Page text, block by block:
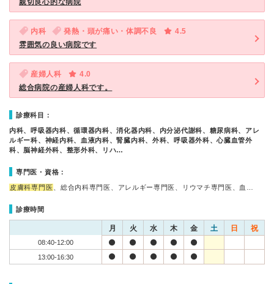
親切良心的な病院
内科 発熱・頭が痛い・体調不良
4.5
雰囲気の良い病院です
産婦人科
4.0
総合病院の産婦人科です。
診療科目：
内科、呼吸器内科、循環器内科、消化器内科、内分泌代謝科、糖尿病科、アレ
ルギー科、神経内科、血液内科、腎臓内科、外科、呼吸器外科、心臓血管外
科、脳神経外科、整形外科、リハ…
専門医・資格：
皮膚科専門医 、総合内科専門医、アレルギー専門医、リウマチ専門医、血…
診療時間
月 火 水 木 金 土 日 祝
08:40-12:00
13:00-16:30